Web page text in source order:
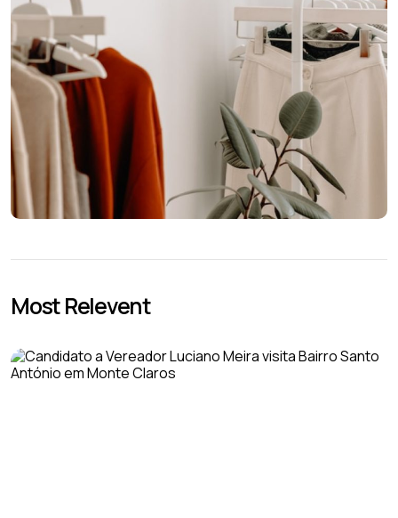
Most Relevent